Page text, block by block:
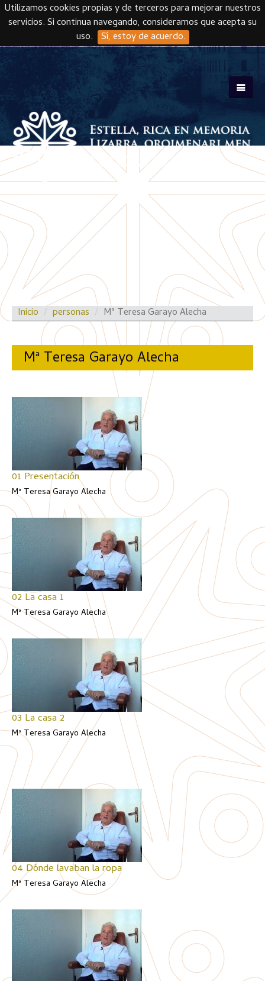
Utilizamos cookies propias y de terceros para mejorar nuestros
servicios. Si continua navegando, consideramos que acepta su
uso. Sí, estoy de acuerdo.
Skip to main content
Inicio personas Mª Teresa Garayo Alecha
Mª Teresa Garayo Alecha
01 Presentación
Mª Teresa Garayo Alecha
02 La casa 1
Mª Teresa Garayo Alecha
03 La casa 2
Mª Teresa Garayo Alecha
04 Dónde lavaban la ropa
Mª Teresa Garayo Alecha